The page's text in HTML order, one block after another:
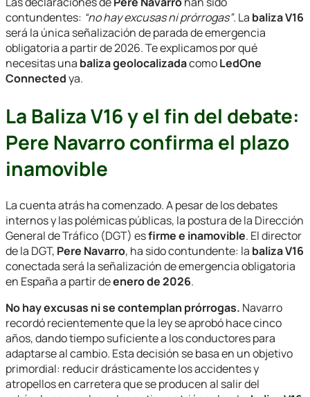
contundentes: “no hay excusas ni prórrogas”. La baliza V16
será la única señalización de parada de emergencia
obligatoria a partir de 2026. Te explicamos por qué
necesitas una baliza geolocalizadacomoLedOne
Connectedya.
La Baliza V16 y el fin del debate:
Pere Navarro confirma el plazo
inamovible
La cuenta atrás ha comenzado. A pesar de los debates
internos y las polémicas públicas, la postura de la Dirección
General de Tráfico (DGT) esfirme e inamovible. El director
de la DGT, Pere Navarro, ha sido contundente: la baliza V16
conectada será la señalización de emergencia obligatoria
en España a partir deenero de 2026.
No hay excusas ni se contemplan prórrogas. Navarro
recordó recientemente que la ley se aprobó hace cinco
años, dando tiempo suficiente a los conductores para
adaptarse al cambio. Esta decisión se basa en un objetivo
primordial: reducir drásticamente los accidentes y
atropellos en carretera que se producen al salir del